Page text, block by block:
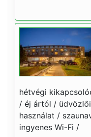
hétvégi
/ éj ártól /
használat /
ingyenes Wi-Fi /